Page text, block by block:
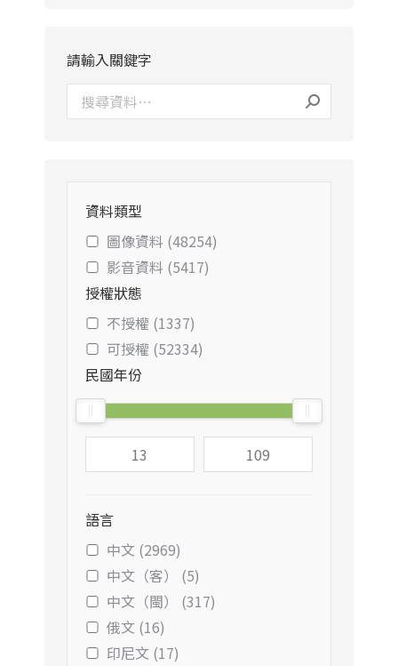
請輸入關鍵字
資料類型
圖像資料 (48254)
影音資料 (5417)
授權狀態
不授權 (1337)
可授權 (52334)
民國年份
語言
中文 (2969)
中文（客） (5)
中文（閩） (317)
俄文 (16)
印尼文 (17)